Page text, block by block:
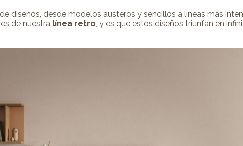
diseños, desde modelos austeros y sencillos a líneas más
de nuestra línea retro , y es que estos diseños triunfan en